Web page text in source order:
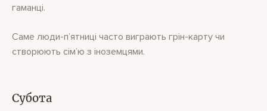
гаманці.
Саме люди-п’ятниці часто виграють грін-карту чи
створюють сім’ю з іноземцями.
Субота